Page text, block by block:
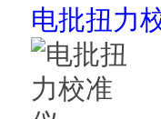
电批扭力